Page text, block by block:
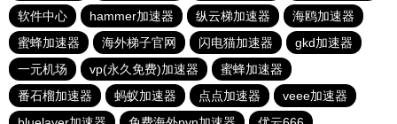
软件中心
hammer加速器 纵云梯加速器
海鸥加速器
蜜蜂加速器
海外梯子官网 闪电猫加速器
gkd加速器
一元机场
vp(永久免费)加速器
蜜蜂加速器
番石榴加速器
蚂蚁加速器 点点加速器
veee加速器